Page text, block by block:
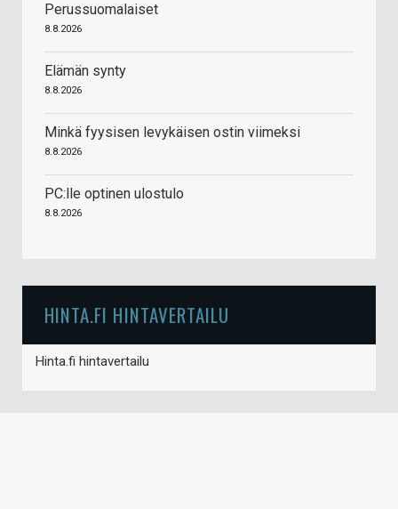
Perussuomalaiset
8.8.2026
Elämän synty
8.8.2026
Minkä fyysisen levykäisen ostin viimeksi
8.8.2026
PC:lle optinen ulostulo
8.8.2026
HINTA.FI HINTAVERTAILU
Hinta.fi hintavertailu